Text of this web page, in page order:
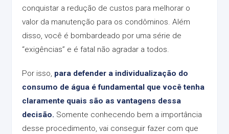
conquistar a redução de custos para melhorar o
valor da manutenção para os condôminos. Além
disso, você é bombardeado por uma série de
“exigências” e é fatal não agradar a todos.
Por isso, para defender a individualização do
consumo de água é fundamental que você tenha
claramente quais são as vantagens dessa
decisão. Somente conhecendo bem a importância
desse procedimento, vai conseguir fazer com que